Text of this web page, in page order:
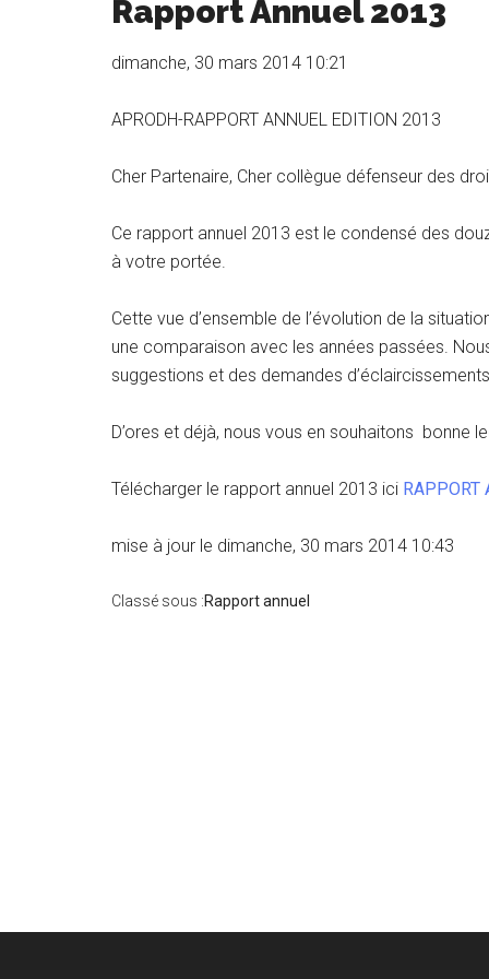
Rapport Annuel 2013
dimanche, 30 mars 2014 10:21
APRODH-RAPPORT ANNUEL EDITION 2013
Cher Partenaire, Cher collègue défenseur des
Ce rapport annuel 2013 est le condensé des
à votre portée.
Cette vue d’ensemble de l’évolution de la
une comparaison avec les années passées.
suggestions et des demandes
D’ores et déjà, nous vous en souhaitons bonne
Télécharger le rapport annuel 2013 ici RAPPORT
mise à jour le dimanche, 30 mars 2014 10:43
Classé sous :Rapport annuel